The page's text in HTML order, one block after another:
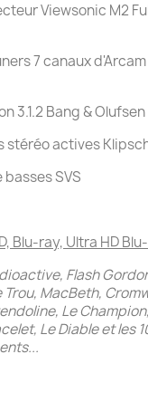
Viewsonic M2
7 canaux
3.1.2 Bang & Olufsen
stéréo actives
SVS
Blu-ray, Ultra HD
Flash
MacBeth,
Le
Le Diable et les